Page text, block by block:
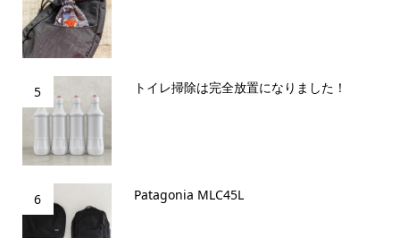
5 トイレ掃除は完全放置になりました！
6 Patagonia MLC45L